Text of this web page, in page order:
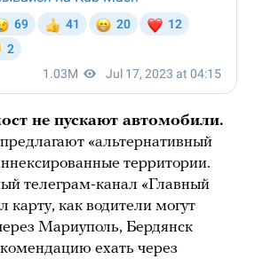
не пускают автомобили.
«альтернативный
территории.
телеграм-канал «Главный
карту, как водители могут
Мариуполь, Бердянск
ехать через